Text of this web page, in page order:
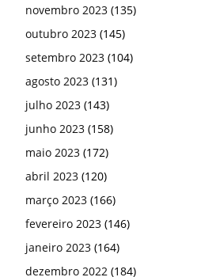
novembro 2023 (135)
outubro 2023 (145)
setembro 2023 (104)
agosto 2023 (131)
julho 2023 (143)
junho 2023 (158)
maio 2023 (172)
abril 2023 (120)
março 2023 (166)
fevereiro 2023 (146)
janeiro 2023 (164)
dezembro 2022 (184)